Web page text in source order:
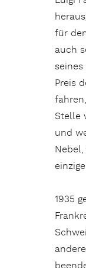
für
auch
Preis
Stelle
und
1935